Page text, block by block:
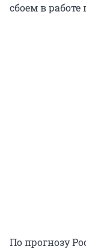
сбоем в работе
По прогнозу